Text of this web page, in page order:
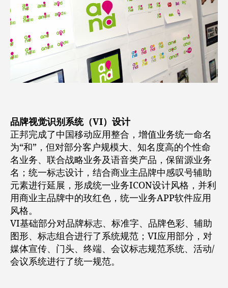
品牌视觉识别系统（VI）设计
正邦完成了中国移动应用整合，增值业务统一命名
为“和”，但对部分客户规模大、知名度高的个性命
名业务、联合战略业务及语音类产品，保留源业务
名；统一标志设计，结合商业主品牌中感叹号辅助
元素进行延展，形成统一业务ICON设计风格，并利
用商业主品牌中的玫红色，统一业务APP软件应用
风格。
VI基础部分对品牌标志、标准字、品牌色彩、辅助
图形、标志组合进行了系统规范；VI应用部分，对
媒体宣传、门头、终端、会议标志规范系统、活动/
会议系统进行了统一规范。